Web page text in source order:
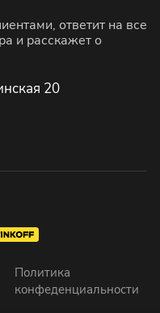
ответит на все
и расскажет о
20
Политика
конфеденциальности